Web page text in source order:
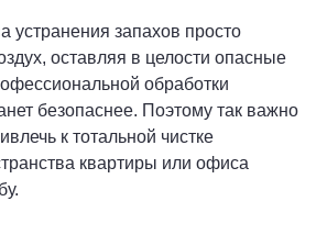
устранения запахов просто
оставляя в целости опасные
обработки
безопаснее. Поэтому так важно
к тотальной чистке
квартиры или офиса